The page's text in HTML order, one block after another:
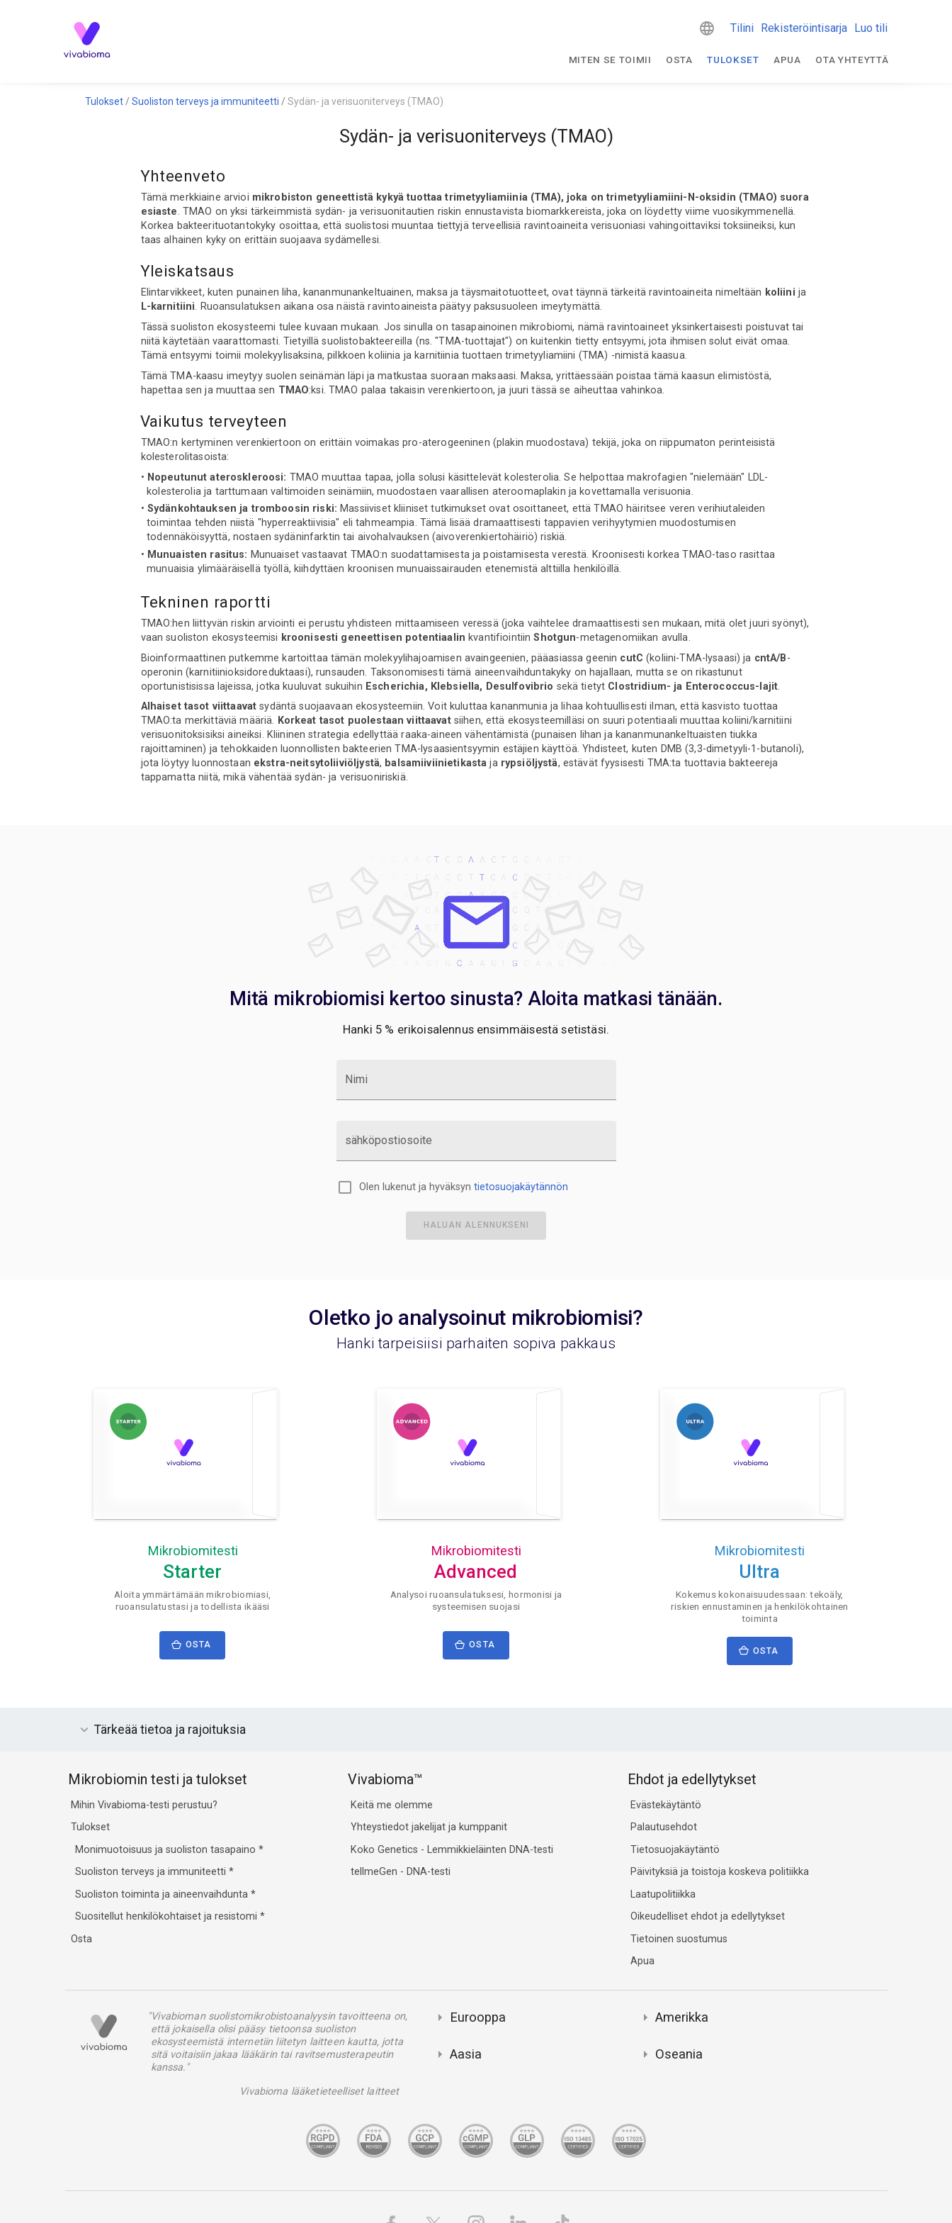
Tilini Rekisteröintisarja Luo tili
MITEN SE TOIMII OSTA TULOKSET APUA OTA YHTEYTTÄ
Tulokset Suoliston terveys ja immuniteetti Sydän- ja verisuoniterveys (TMAO)
Sydän- ja verisuoniterveys (TMAO)
Yhteenveto
Tämä merkkiaine arvioi mikrobiston geneettistä kykyä tuottaa trimetyyliamiinia (TMA), joka on trimetyyliamiini-N-oksidin (TMAO) suora
esiaste. TMAO on yksi tärkeimmistä sydän- ja verisuonitautien riskin ennustavista biomarkkereista, joka on löydetty viime vuosikymmenellä.
Korkea bakteerituotantokyky osoittaa, että suolistosi muuntaa tiettyjä terveellisiä ravintoaineita verisuoniasi vahingoittaviksi toksiineiksi, kun
taas alhainen kyky on erittäin suojaava sydämellesi.
Yleiskatsaus
Elintarvikkeet, kuten punainen liha, kananmunankeltuainen, maksa ja täysmaitotuotteet, ovat täynnä tärkeitä ravintoaineita nimeltään koliini ja
L-karnitiini. Ruoansulatuksen aikana osa näistä ravintoaineista päätyy paksusuoleen imeytymättä.
Tässä suoliston ekosysteemi tulee kuvaan mukaan. Jos sinulla on tasapainoinen mikrobiomi, nämä ravintoaineet yksinkertaisesti poistuvat tai
niitä käytetään vaarattomasti. Tietyillä suolistobakteereilla (ns. "TMA-tuottajat") on kuitenkin tietty entsyymi, jota ihmisen solut eivät omaa.
Tämä entsyymi toimii molekyylisaksina, pilkkoen koliinia ja karnitiinia tuottaen trimetyyliamiini (TMA) -nimistä kaasua.
Tämä TMA-kaasu imeytyy suolen seinämän läpi ja matkustaa suoraan maksaasi. Maksa, yrittäessään poistaa tämä kaasun elimistöstä,
hapettaa sen ja muuttaa sen TMAO:ksi. TMAO palaa takaisin verenkiertoon, ja juuri tässä se aiheuttaa vahinkoa.
Vaikutus terveyteen
TMAO:n kertyminen verenkiertoon on erittäin voimakas pro-aterogeeninen (plakin muodostava) tekijä, joka on riippumaton perinteisistä
kolesterolitasoista:
Nopeutunut ateroskleroosi: TMAO muuttaa tapaa, jolla solusi käsittelevät kolesterolia. Se helpottaa makrofagien "nielemään" LDL-
kolesterolia ja tarttumaan valtimoiden seinämiin, muodostaen vaarallisen ateroomaplakin ja kovettamalla verisuonia.
Sydänkohtauksen ja tromboosin riski: Massiiviset kliiniset tutkimukset ovat osoittaneet, että TMAO häiritsee veren verihiutaleiden
toimintaa tehden niistä "hyperreaktiivisia" eli tahmeampia. Tämä lisää dramaattisesti tappavien verihyytymien muodostumisen
todennäköisyyttä, nostaen sydäninfarktin tai aivohalvauksen (aivoverenkiertohäiriö) riskiä.
Munuaisten rasitus: Munuaiset vastaavat TMAO:n suodattamisesta ja poistamisesta verestä. Kroonisesti korkea TMAO-taso rasittaa
munuaisia ylimääräisellä työllä, kiihdyttäen kroonisen munuaissairauden etenemistä alttiilla henkilöillä.
Tekninen raportti
TMAO:hen liittyvän riskin arviointi ei perustu yhdisteen mittaamiseen veressä (joka vaihtelee dramaattisesti sen mukaan, mitä olet juuri syönyt),
vaan suoliston ekosysteemisi kroonisesti geneettisen potentiaalin kvantifiointiinShotgun-metagenomiikan avulla.
Bioinformaattinen putkemme kartoittaa tämän molekyylihajoamisen avaingeenien, pääasiassa geenin cutC (koliini-TMA-lysaasi) ja cntA/B-
operonin (karnitiinioksidoreduktaasi), runsauden. Taksonomisesti tämä aineenvaihduntakyky on hajallaan, mutta se on rikastunut
oportunistisissa lajeissa, jotka kuuluvat sukuihin Escherichia, Klebsiella, Desulfovibrio sekä tietyt Clostridium- ja Enterococcus-lajit.
Alhaiset tasot viittaavat sydäntä suojaavaan ekosysteemiin. Voit kuluttaa kananmunia ja lihaa kohtuullisesti ilman, että kasvisto tuottaa
TMAO:ta merkittäviä määriä. Korkeat tasot puolestaan viittaavatsiihen, että ekosysteemilläsi on suuri potentiaali muuttaa koliini/karnitiini
verisuonitoksisiksi aineiksi. Kliininen strategia edellyttää raaka-aineen vähentämistä (punaisen lihan ja kananmunankeltuaisten tiukka
rajoittaminen) ja tehokkaiden luonnollisten bakteerien TMA-lysaasientsyymin estäjien käyttöä. Yhdisteet, kuten DMB (3,3-dimetyyli-1-butanoli),
jota löytyy luonnostaan ekstra-neitsytoliiviöljystä, balsamiiviinietikasta ja rypsiöljystä, estävät fyysisesti TMA:ta tuottavia bakteereja
tappamatta niitä, mikä vähentää sydän- ja verisuoniriskiä.
Mitä mikrobiomisi kertoo sinusta? Aloita matkasi tänään.
Hanki 5 % erikoisalennus ensimmäisestä setistäsi.
Nimi
sähköpostiosoite
Olen lukenut ja hyväksyn tietosuojakäytännön
HALUAN ALENNUKSENI
Oletko jo analysoinut mikrobiomisi?
Hanki tarpeisiisi parhaiten sopiva pakkaus
Mikrobiomitesti
Starter
Aloita ymmärtämään mikrobiomiasi,
ruoansulatustasi ja todellista ikääsi
OSTA
Mikrobiomitesti
Advanced
Analysoi ruoansulatuksesi, hormonisi ja
systeemisen suojasi
OSTA
Mikrobiomitesti
Ultra
Kokemus kokonaisuudessaan: tekoäly,
riskien ennustaminen ja henkilökohtainen
toiminta
OSTA
Tärkeää tietoa ja rajoituksia
Mikrobiomin testi ja tulokset
Mihin Vivabioma-testi perustuu?
Tulokset
Monimuotoisuus ja suoliston tasapaino *
Suoliston terveys ja immuniteetti *
Suoliston toiminta ja aineenvaihdunta *
Suositellut henkilökohtaiset ja resistomi *
Osta
Vivabioma™
Keitä me olemme
Yhteystiedot jakelijat ja kumppanit
Koko Genetics - Lemmikkieläinten DNA-testi
tellmeGen - DNA-testi
Ehdot ja edellytykset
Evästekäytäntö
Palautusehdot
Tietosuojakäytäntö
Päivityksiä ja toistoja koskeva politiikka
Laatupolitiikka
Oikeudelliset ehdot ja edellytykset
Tietoinen suostumus
Apua
"Vivabioman suolistomikrobistoanalyysin tavoitteena on,
että jokaisella olisi pääsy tietoonsa suoliston
ekosysteemistä internetiin liitetyn laitteen kautta, jotta
sitä voitaisiin jakaa lääkärin tai ravitsemusterapeutin
kanssa."
Vivabioma lääketieteelliset laitteet
Eurooppa
Aasia
Amerikka
Oseania